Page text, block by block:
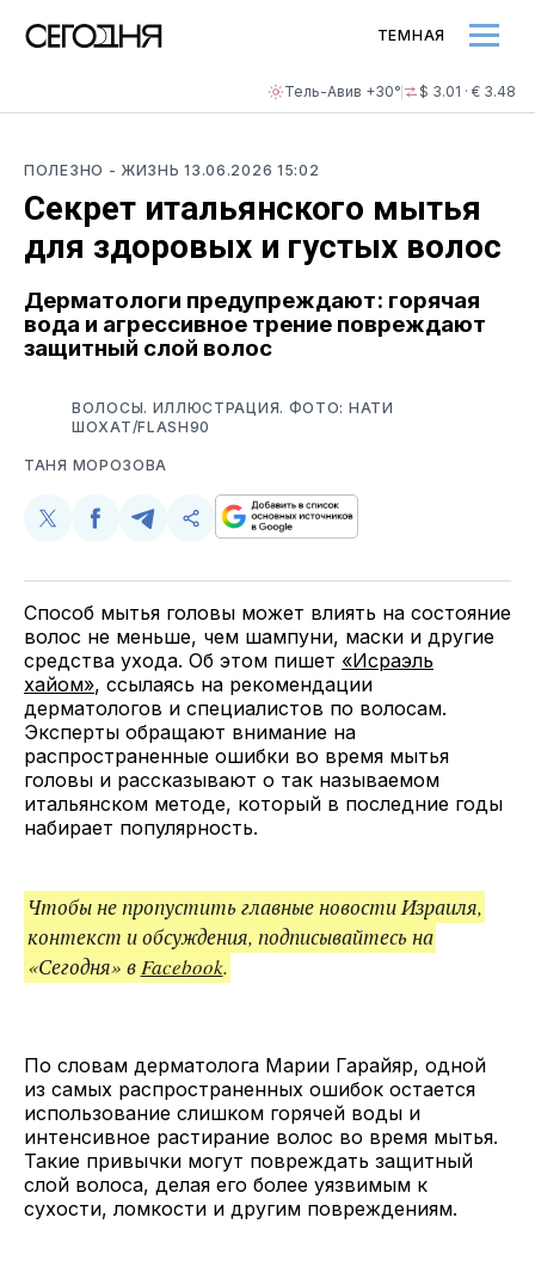
Тель-Авив +30° $ 3.01 · € 3.48
ТЕМНАЯ
ПОЛЕЗНО - ЖИЗНЬ13.06.2026 15:02
Секрет итальянского мытья
для здоровых и густых волос
Дерматологи предупреждают: горячая
вода и агрессивное трение повреждают
защитный слой волос
ВОЛОСЫ. ИЛЛЮСТРАЦИЯ. ФОТО: НАТИ
ШОХАТ/FLASH90
ТАНЯ МОРОЗОВА
Поделиться
Twitter
Поделиться
Facebook
Поделиться
Telegram
Скопируйте
поделитесь
Способ мытья головы может влиять на состояние
волос не меньше, чем шампуни, маски и другие
средства ухода. Об этом пишет «Исраэль
хайом», ссылаясь на рекомендации
дерматологов и специалистов по волосам.
Эксперты обращают внимание на
распространенные ошибки во время мытья
головы и рассказывают о так называемом
итальянском методе, который в последние годы
набирает популярность.
Чтобы не пропустить главные новости Израиля,
контекст и обсуждения, подписывайтесь на
«Сегодня» вFacebook.
По словам дерматолога Марии Гарайяр, одной
из самых распространенных ошибок остается
использование слишком горячей воды и
интенсивное растирание волос во время мытья.
Такие привычки могут повреждать защитный
слой волоса, делая его более уязвимым к
сухости, ломкости и другим повреждениям.